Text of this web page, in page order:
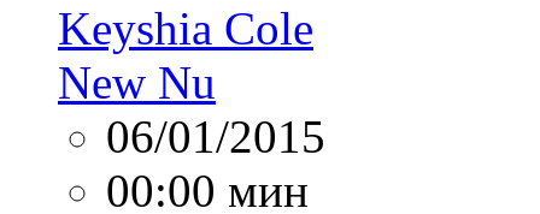
Keyshia Cole
New Nu
06/01/2015
00:00 мин